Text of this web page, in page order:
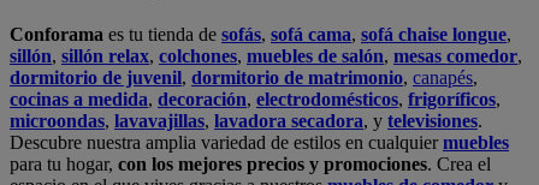
Conforama es tu tienda de sofás, sofá cama, sofá chaise longue,
sillón, sillón relax, colchones, muebles de salón, mesas comedor,
dormitorio de juvenil, dormitorio de matrimonio, canapés,
cocinas a medida, decoración, electrodomésticos, frigoríficos,
microondas, lavavajillas, lavadora secadora, y televisiones.
Descubre nuestra amplia variedad de estilos en cualquiermuebles
para tu hogar, con los mejores precios y promociones. Crea el